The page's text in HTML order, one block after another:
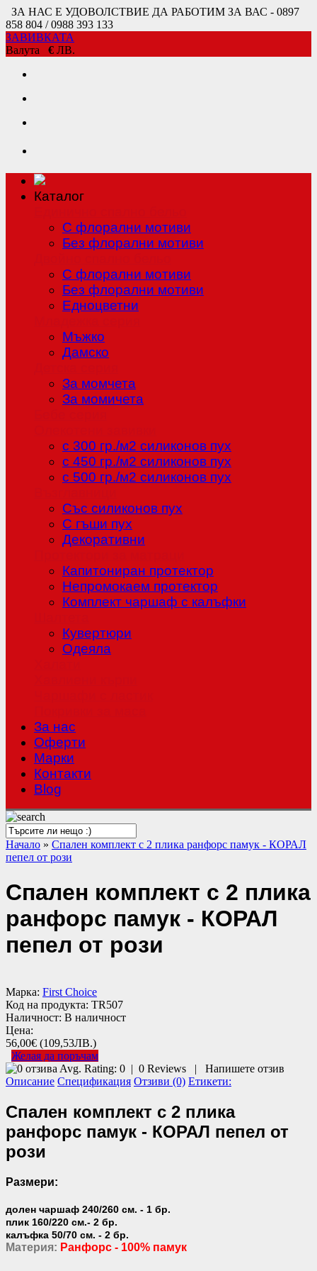
ЗА НАС Е УДОВОЛСТВИЕ ДА РАБОТИМ ЗА ВАС - 0897
858 804 / 0988 393 133
ЗАВИВКАТА
Валута € ЛВ.
Каталог
С флорални мотиви
Без флорални мотиви
С флорални мотиви
Без флорални мотиви
Едноцветни
Мъжко
Дамско
За момчета
За момичета
с 300 гр./м2 силиконов пух
с 450 гр./м2 силиконов пух
с 500 гр./м2 силиконов пух
Със силиконов пух
С гъши пух
Декоративни
Капитониран протектор
Непромокаем протектор
Комплект чаршаф с калъфки
Кувертюри
Одеяла
За нас
Оферти
Mарки
Контакти
Blog
Начало » Спален комплект с 2 плика ранфорс памук - КОРАЛ
пепел от рози
Спален комплект с 2 плика
ранфорс памук - КОРАЛ
пепел от рози
Марка: First Choice
Код на продукта: TR507
Наличност: В наличност
Цена:
56,00€ (109,53ЛВ.)
Желая да поръчам
Avg. Rating: 0 | 0 Reviews | Напишете отзив
Описание Спецификация Отзиви (0) Етикети:
Спален комплект с 2 плика
ранфорс памук - КОРАЛ пепел от
рози
Размери:
долен чаршаф 240/260 см. - 1 бр.
плик 160/220 см.- 2 бр.
калъфка 50/70 см. - 2 бр.
Материя: Ранфорс - 100% памук